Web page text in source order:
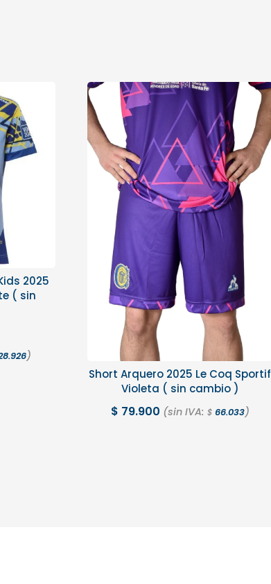
2025
( sin
)
Short Arquero 2025 Le Coq Sportif
Violeta ( sin cambio )
$ 79.900 (sin IVA: $ 66.033)